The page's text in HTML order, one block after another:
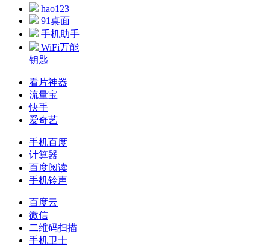
hao123
91桌面
手机助手
WiFi万能
钥匙
看片神器
流量宝
快手
爱奇艺
手机百度
计算器
百度阅读
手机铃声
百度云
微信
二维码扫描
手机卫士